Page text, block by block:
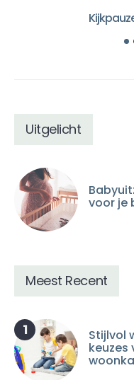
Uitgelicht
voor je
Meest Recent
1 Stijlvol
keuzes